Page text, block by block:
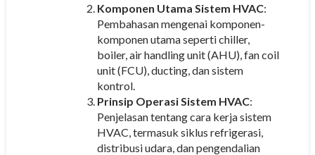
Komponen Utama Sistem HVAC:
Pembahasan mengenai komponen-
komponen utama seperti chiller,
boiler, air handling unit (AHU), fan coil
unit (FCU), ducting, dan sistem
kontrol.
Prinsip Operasi Sistem HVAC:
Penjelasan tentang cara kerja sistem
HVAC, termasuk siklus refrigerasi,
distribusi udara, dan pengendalian